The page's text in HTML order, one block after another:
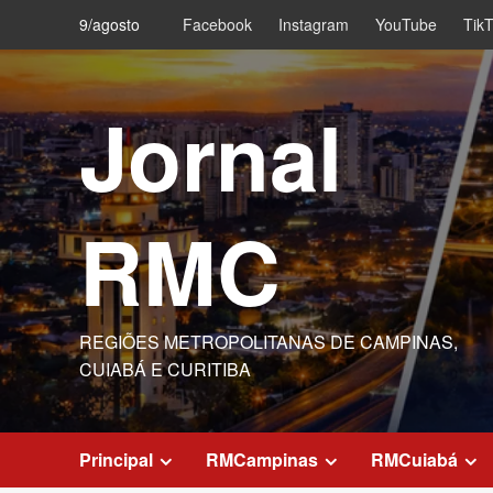
content
9/agosto Facebook Instagram YouTube
Jornal
RMC
REGIÕES METROPOLITANAS DE CAMPINAS,
CUIABÁ E CURITIBA
Principal RMCampinas RMCuiabá